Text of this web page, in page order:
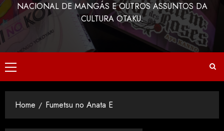
NACIONAL DE MANGÁS E OUTROS ASSUNTOS DA
CULTURA OTAKU.
Home Fumetsu no Anata E